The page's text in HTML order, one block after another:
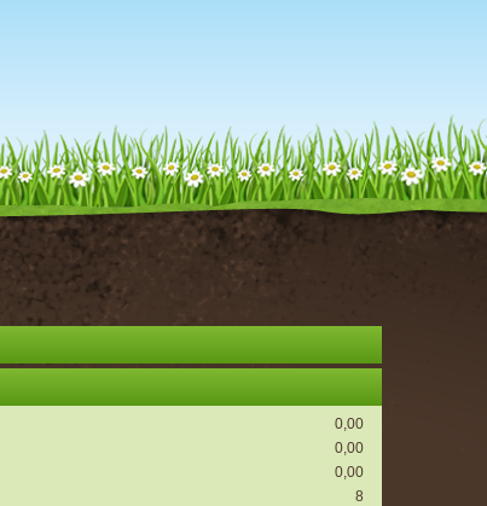
0,00
0,00
0,00
8